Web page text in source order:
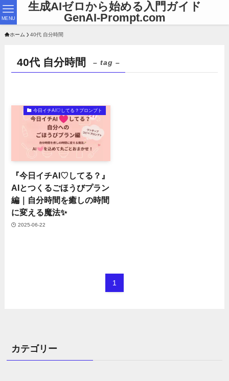
生成AIゼロから始める入門ガイド
GenAI-Prompt.com
MENU
ホーム 40代 自分時間
40代 自分時間 – tag –
今日イチAI♡してる？プロンプト
『今日イチAI♡してる？』
AIとつくるごほうびプラン
編｜自分時間を癒しの時間
に変える魔法✨
2025-06-22
1
カテゴリー